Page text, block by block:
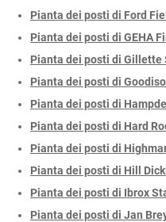
Pianta dei posti di Ford
Pianta dei posti di GEHA
Pianta dei posti di Gillette
Pianta dei posti di
Pianta dei posti di
Pianta dei posti di Hard
Pianta dei posti di
Pianta dei posti di Hill
Pianta dei posti di Ibrox
Pianta dei posti di Jan